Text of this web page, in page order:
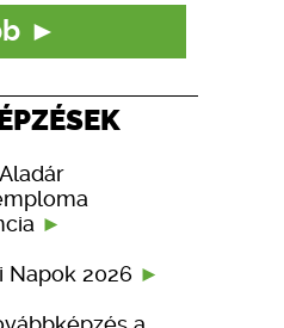
Napok 2026